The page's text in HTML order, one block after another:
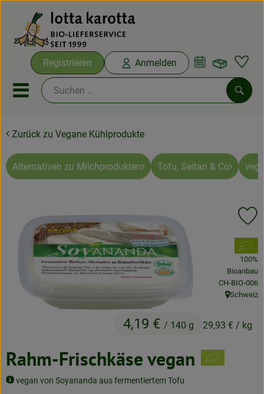
Registrieren Anmelden
Mobiles Menu öffnen oder
Ökokisten
Bio-Kochboxen
Ökokisten
Saisonthemen
Neues & Angebote
Obst & Gemüse
Speisekammer
Getränke
Zurück zu Vegane Kühlprodukte
Alternativen zu Milchprodukten Tofu, Seitan & Co
Rahm-Frischkäse vegan
vegan von Soyananda aus fermentiertem Tofu
4,19 € / 140 g 29,93 € / kg
, Verband:
100%
Bioanbau
,CH-BIO-006
, Herkunft:
Schweiz